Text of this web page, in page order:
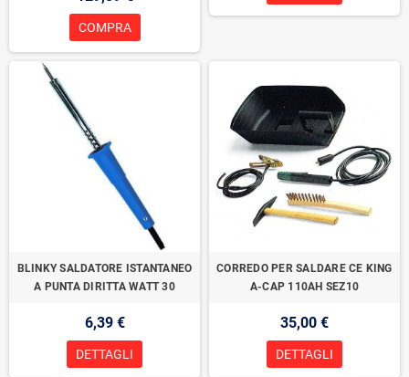
COMPRA
BLINKY SALDATORE ISTANTANEO
A PUNTA DIRITTA WATT 30
6,39 €
DETTAGLI
CORREDO PER SALDARE CE KING
A-CAP 110AH SEZ10
35,00 €
DETTAGLI